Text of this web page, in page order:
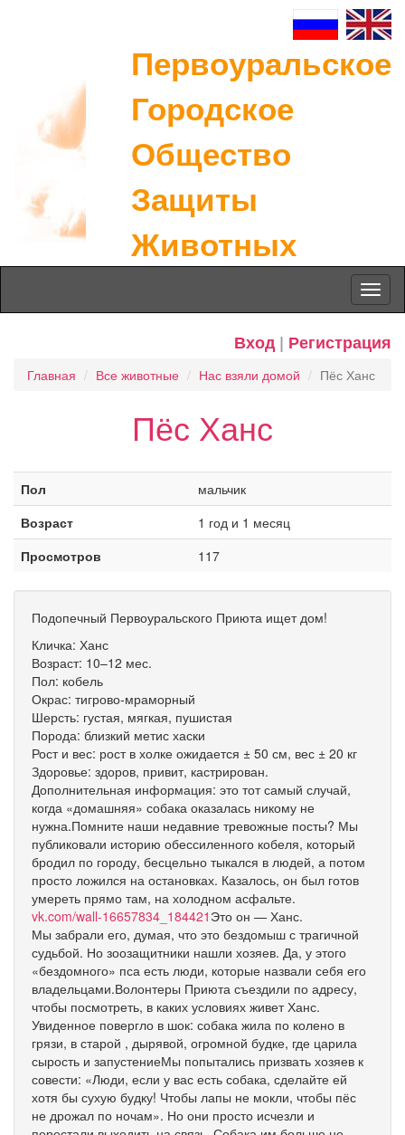
Первоуральское
Городское
Общество
Защиты
Животных
Вход | Регистрация
Главная Все животные Нас взяли домой Пёс Ханс
Пёс Ханс
Пол
мальчик
Возраст
1 год и 1 месяц
Просмотров
117
Подопечный Первоуральского Приюта ищет дом!
Кличка: Ханс
Возраст: 10–12 мес.
Пол: кобель
Окрас: тигрово-мраморный
Шерсть: густая, мягкая, пушистая
Порода: близкий метис хаски
Рост и вес: рост в холке ожидается ± 50 см, вес ± 20 кг
Здоровье: здоров, привит, кастрирован.
Дополнительная информация: это тот самый случай,
когда «домашняя» собака оказалась никому не
нужна.Помните наши недавние тревожные посты? Мы
публиковали историю обессиленного кобеля, который
бродил по городу, бесцельно тыкался в людей, а потом
просто ложился на остановках. Казалось, он был готов
умереть прямо там, на холодном асфальте.
vk.com/wall-16657834_184421 Это он — Ханс.
Мы забрали его, думая, что это бездомыш с трагичной
судьбой. Но зоозащитники нашли хозяев. Да, у этого
«бездомного» пса есть люди, которые назвали себя его
владельцами.Волонтеры Приюта съездили по адресу,
чтобы посмотреть, в каких условиях живет Ханс.
Увиденное повергло в шок: собака жила по колено в
грязи, в старой , дырявой, огромной будке, где царила
сырость и запустениеМы попытались призвать хозяев к
совести: «Люди, если у вас есть собака, сделайте ей
хотя бы сухую будку! Чтобы лапы не мокли, чтобы пёс
не дрожал по ночам». Но они просто исчезли и